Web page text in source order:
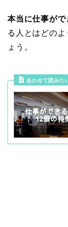
本当に仕事が
る人とはどの
ょう。
あわせて読みた